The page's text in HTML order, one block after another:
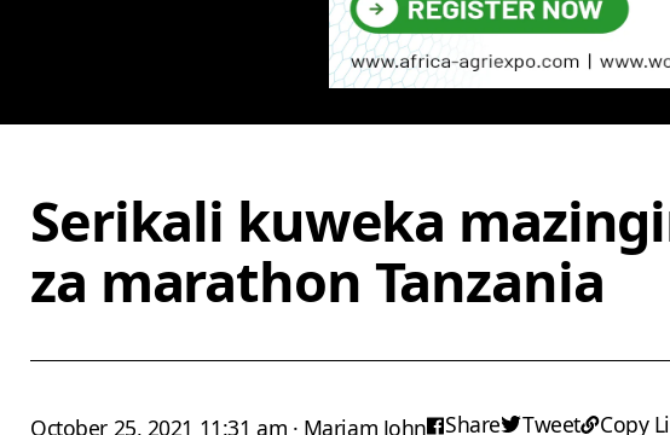
Serikali kuweka
za marathon Tanzania
October 25, 2021 11:31 am · Mariam John Share Tweet Copy